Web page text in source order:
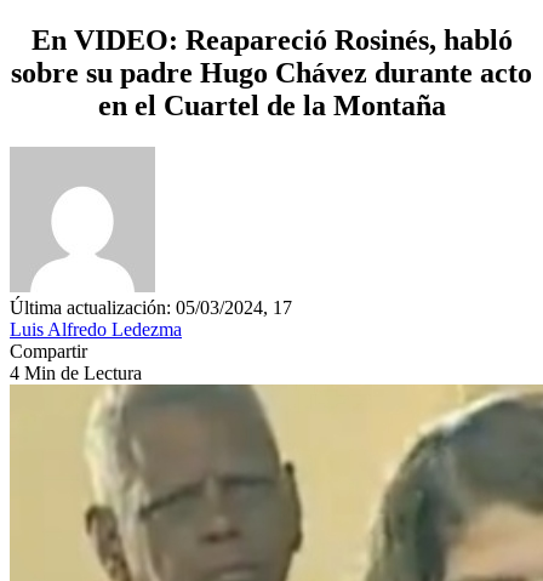
En VIDEO: Reapareció Rosinés, habló
sobre su padre Hugo Chávez durante acto
en el Cuartel de la Montaña
Última actualización: 05/03/2024, 17
Luis Alfredo Ledezma
Compartir
4 Min de Lectura